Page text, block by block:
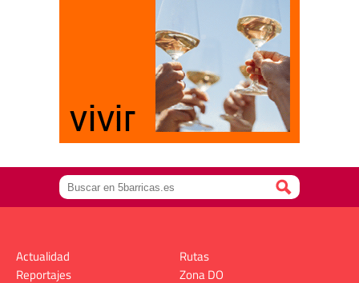
Actualidad
Reportajes
Rutas
Zona DO